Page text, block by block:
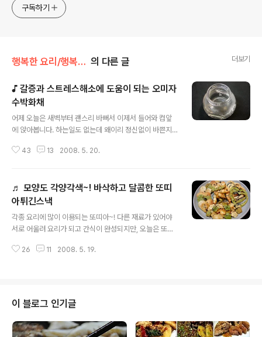
구독하기
행복한 요리/행복한 간식 의 다른 글 더보기
♪ 갈증과 스트레스해소에 도움이 되는 오미자
수박화채
어제 오늘은 새벽부터 괜스리 바뻐서 이제서 들어와 컴앞
에 앉아봅니다. 하는일도 없는데 왜이리 정신없이 바쁜지...
빛에 .. 시원한 화채가 생각나는 그런날씨입니다. 오.미.자!
는 열매는 차로 마시면 여러가지로 도움이 된답니다. 시고,
달고, 맵고, 쓰고, 짜고… 오미자는 그 영롱한 색깔만큼이나
오묘한 맛이 일품이고, 다섯가지 맛이 오장육부에 작용해
각종 효능이 탁월한 신비의 생약으로 널리 알려져있는 오
미자, 점점 기온이 올라가 더위를 먹기 쉬운 요즘같은 때엔
오미자만큼 좋은 것이 없다. [http://www.samna.co.kr/
43 13 2008. 5. 20.
♬ 모양도 각양각색~! 바삭하고 달콤한 또띠
아튀긴스낵
각종 요리에 많이 이용되는 또띠아~! 다른 재료가 있어야
서로 어울려 요리가 되고 간식이 완성되지만, 오늘은 또띠
에는 너무 간단하지만.. 정리하여 올려봅니다. 사실 요리를
도 각양각색~! 바삭하고 달콤한 또띠아튀긴스낵 ◈ [재료]
또띠아 3장(지름 약 28센치크기), 포도씨유,꿀,검은깨 **
남은 또띠아가 있으면 냉동실에 보관을 하는것이 오래간답
니다. 초록색은 크로렐라로 반죽한 시판용 밀또띠아예요.
26 11 2008. 5. 19.
이 블로그 인기글